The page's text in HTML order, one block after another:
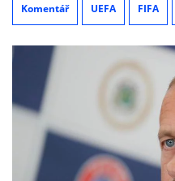
Komentář UEFA FIFA